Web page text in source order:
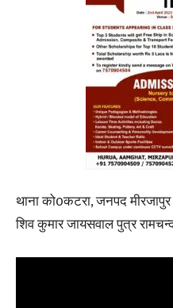
थाना को0कटरा, जनपद
शिव कुमार जायसवाल पुत्र